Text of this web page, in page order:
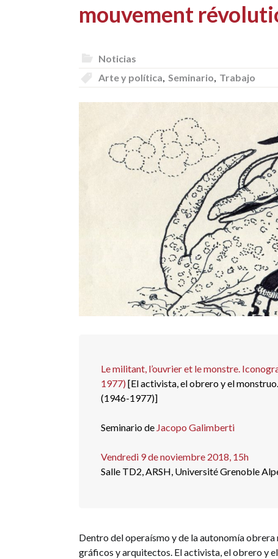
mouvement
Noticias
Arte y política Seminario Trabajo
Le militant, l’ouvrier et le monstre.
1977)[El activista, el obrero y el
(1946-1977)]
Seminario de Jacopo Galimberti
Vendredi 9 de noviembre 2018, 15h
Salle TD2, ARSH, Université Grenoble
Dentro del operaísmo y de la autonomía
gráficos y arquitectos. El activista, el obrero y